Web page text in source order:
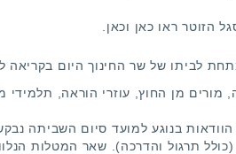
הזוטר ראו כאן וכאן
לביתו של שר החינוך היום בקריאה
מורים מן החוץ, עוזרי הוראה,
בנוגע למועד סיום השביתה
תרגול והדרכה). שאר המטלות